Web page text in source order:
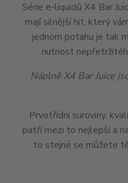
Série e-liquidů X4 Bar
mají silnějšíhit, který
jednom potahu je tak
nutnost
Náplně X4 Bar Juice
Prvotřídní suroviny,
patří mezi to nejlepší a
to stejné se můžete